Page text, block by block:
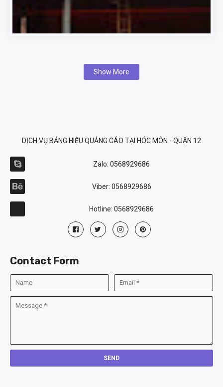
Show More
DỊCH VỤ BẢNG HIỆU QUẢNG CÁO TẠI HÓC MÔN - QUẬN 12
Zalo: 0568929686
Viber: 0568929686
Hotline: 0568929686
Contact Form